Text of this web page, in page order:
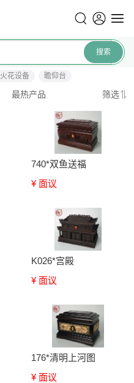
火花设备 瞻仰台
最热产品 筛选
740*双鱼送福
¥ 面议
K026*宫殿
¥ 面议
176*清明上河图
¥ 面议